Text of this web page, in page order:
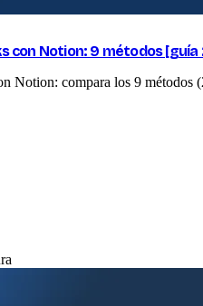
con Notion: 9 métodos [guía
Notion: compara los 9